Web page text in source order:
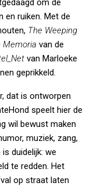
om de
en ruiken. Met de
The Weeping
Memoria van de
van Marloeke
geprikkeld.
dat is ontworpen
speelt hier de
wil bewust maken
muziek, zang,
duidelijk: we
te redden. Het
op straat laten